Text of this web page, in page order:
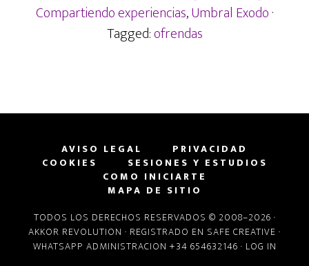
Compartiendo experiencias,Umbral Exodo·
Tagged:ofrendas
AVISO LEGAL
PRIVACIDAD
COOKIES
SESIONES Y ESTUDIOS
COMO INICIARTE
MAPA DE SITIO
TODOS LOS DERECHOS RESERVADOS © 2008–2026 ·
AKKOR REVOLUTION · REGISTRADO EN SAFE CREATIVE ·
WHATSAPP ADMINISTRACION +34 654632146 · LOG IN